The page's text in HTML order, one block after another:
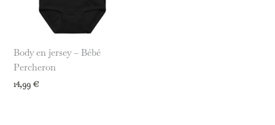
Body en jersey – Bébé
Percheron
14,99 €